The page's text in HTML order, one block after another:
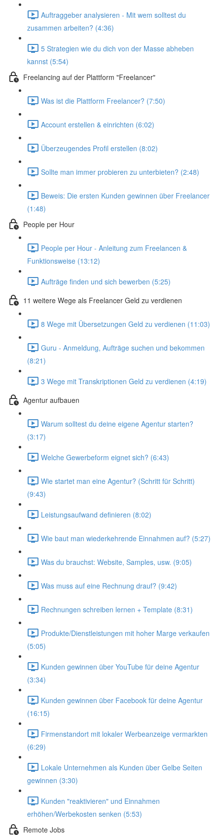
Auftraggeber analysieren - Mit wem solltest du
zusammen arbeiten? (4:36)
5 Strategien wie du dich von der Masse abheben
kannst (5:54)
Freelancing auf der Plattform "Freelancer"
Was ist die Plattform Freelancer? (7:50)
Account erstellen & einrichten (6:02)
Überzeugendes Profil erstellen (8:02)
Sollte man immer probieren zu unterbieten? (2:48)
Beweis: Die ersten Kunden gewinnen über Freelancer
(1:48)
People per Hour
People per Hour - Anleitung zum Freelancen &
Funktionsweise (13:12)
Aufträge finden und sich bewerben (5:25)
11 weitere Wege als Freelancer Geld zu verdienen
8 Wege mit Übersetzungen Geld zu verdienen (11:03)
Guru - Anmeldung, Aufträge suchen und bekommen
(8:21)
3 Wege mit Transkriptionen Geld zu verdienen (4:19)
Agentur aufbauen
Warum solltest du deine eigene Agentur starten?
(3:17)
Welche Gewerbeform eignet sich? (6:43)
Wie startet man eine Agentur? (Schritt für Schritt)
(9:43)
Leistungsaufwand definieren (8:02)
Wie baut man wiederkehrende Einnahmen auf? (5:27)
Was du brauchst: Website, Samples, usw. (9:05)
Was muss auf eine Rechnung drauf? (9:42)
Rechnungen schreiben lernen + Template (8:31)
Produkte/Dienstleistungen mit hoher Marge verkaufen
(5:05)
Kunden gewinnen über YouTube für deine Agentur
(3:34)
Kunden gewinnen über Facebook für deine Agentur
(16:15)
Firmenstandort mit lokaler Werbeanzeige vermarkten
(6:29)
Lokale Unternehmen als Kunden über Gelbe Seiten
gewinnen (3:30)
Kunden "reaktivieren" und Einnahmen
erhöhen/Werbekosten senken (5:53)
Remote Jobs